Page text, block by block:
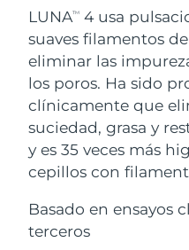
LUNATM 4 usa
suaves filamentos
eliminar las
los poros. Ha sido
clínicamente que
suciedad, grasa y
y es 35 veces más
cepillos con
Basado en ensayos
terceros
For healthy
18% PAP
Cosméticos
Comprar todo
FOREO APP
Israel
Italia
Japón
Jersey
Kuwait